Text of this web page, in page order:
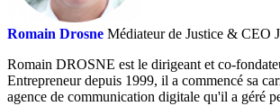
Romain Drosne Médiateur de Justice & CEO
Romain DROSNE est le dirigeant et co-
Entrepreneur depuis 1999, il a commencé sa
agence de communication digitale qu'il a géré